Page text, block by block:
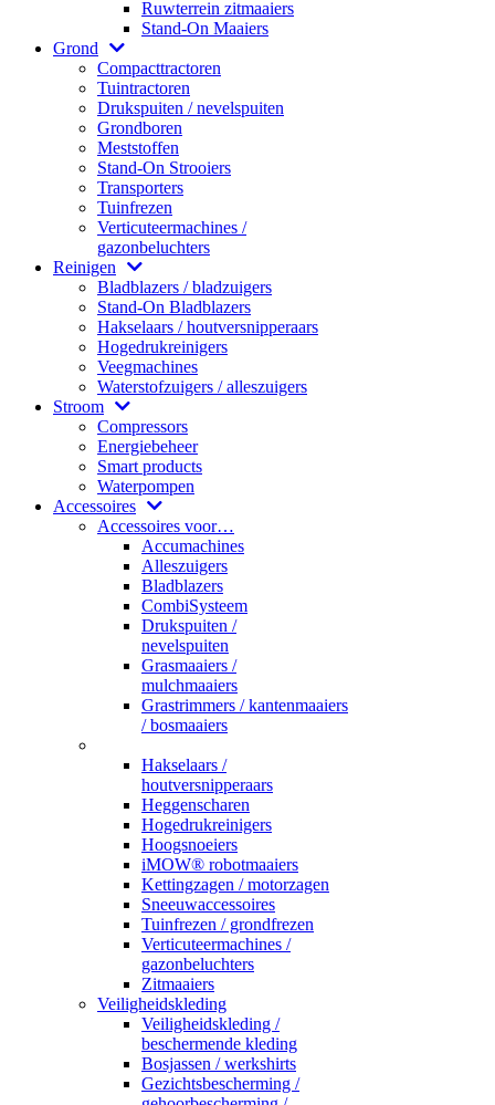
Ruwterrein zitmaaiers
Stand-On Maaiers
Grond
Compacttractoren
Tuintractoren
Drukspuiten / nevelspuiten
Grondboren
Meststoffen
Stand-On Strooiers
Transporters
Tuinfrezen
Verticuteermachines /
gazonbeluchters
Reinigen
Bladblazers / bladzuigers
Stand-On Bladblazers
Hakselaars / houtversnipperaars
Hogedrukreinigers
Veegmachines
Waterstofzuigers / alleszuigers
Stroom
Compressors
Energiebeheer
Smart products
Waterpompen
Accessoires
Accessoires voor…
Accumachines
Alleszuigers
Bladblazers
CombiSysteem
Drukspuiten /
nevelspuiten
Grasmaaiers /
mulchmaaiers
Grastrimmers / kantenmaaiers
/ bosmaaiers
Hakselaars /
houtversnipperaars
Heggenscharen
Hogedrukreinigers
Hoogsnoeiers
iMOW® robotmaaiers
Kettingzagen / motorzagen
Sneeuwaccessoires
Tuinfrezen / grondfrezen
Verticuteermachines /
gazonbeluchters
Zitmaaiers
Veiligheidskleding
Veiligheidskleding /
beschermende kleding
Bosjassen / werkshirts
Gezichtsbescherming /